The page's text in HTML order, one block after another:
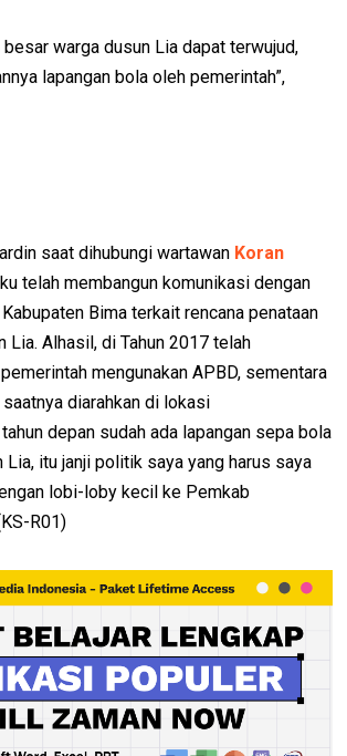
besar warga dusun Lia dapat terwujud,
lapangan bola oleh pemerintah”,
saat dihubungi wartawan Koran
telah membangun komunikasi dengan
Bima terkait rencana penataan
Lia. Alhasil, di Tahun 2017 telah
mengunakan APBD, sementara
diarahkan di lokasi
tahun depan sudah ada lapangan sepa bola
Lia, itu janji politik saya yang harus saya
lobi-loby kecil ke Pemkab
R01)